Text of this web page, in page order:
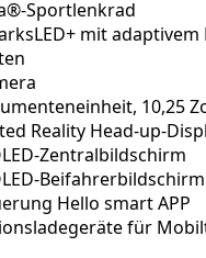
Sportlenkrad
mit
10,25
Reality Head-up-
Zentralbildschirm
Beifahrerbildschirm
Hello smart APP
für